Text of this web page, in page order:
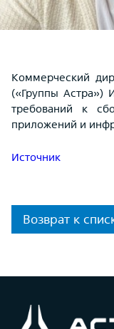
Коммерческий
(«Группы Астра»)
требований к
приложений и
Источник
Возврат к